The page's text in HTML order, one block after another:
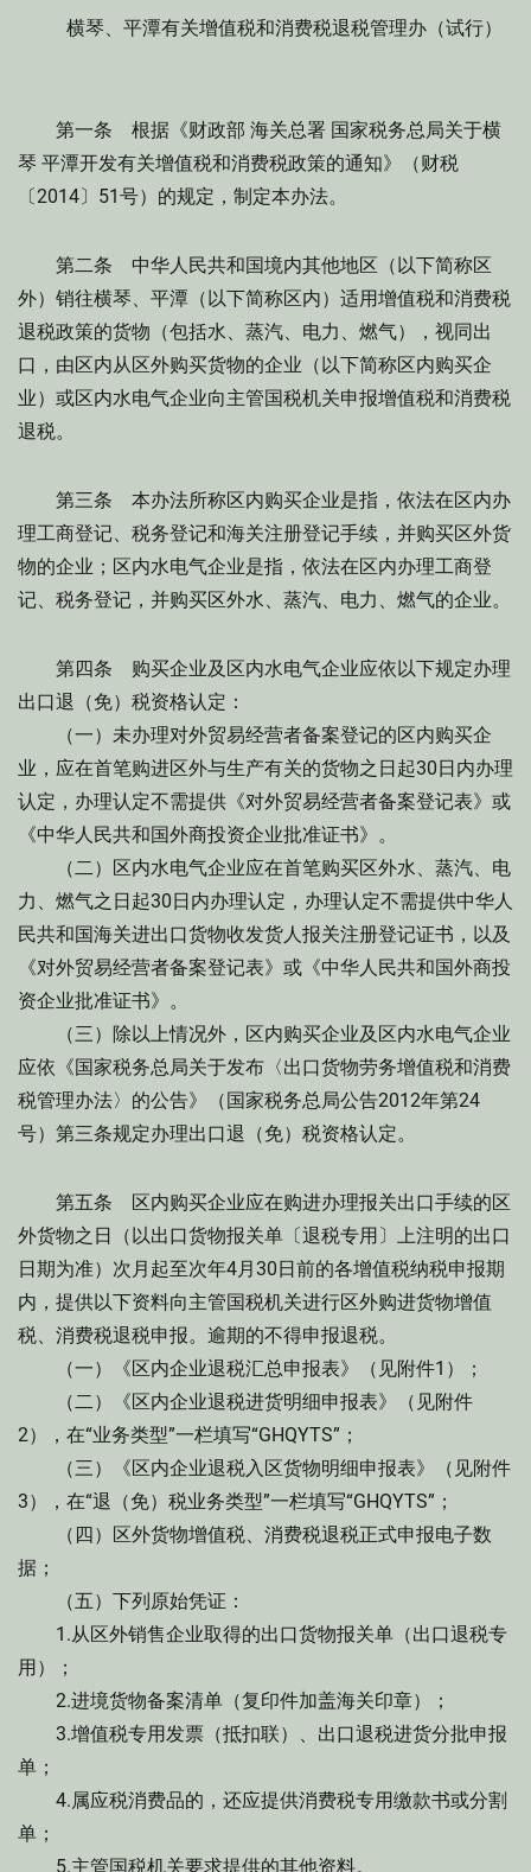
横琴、平潭有关增值税和消费税退税管理办（试行）
第一条 根据《财政部 海关总署 国家税务总局关于横
琴 平潭开发有关增值税和消费税政策的通知》（财税
〔2014〕51号）的规定，制定本办法。
第二条 中华人民共和国境内其他地区（以下简称区
外）销往横琴、平潭（以下简称区内）适用增值税和消费税
退税政策的货物（包括水、蒸汽、电力、燃气），视同出
口，由区内从区外购买货物的企业（以下简称区内购买企
业）或区内水电气企业向主管国税机关申报增值税和消费税
退税。
第三条 本办法所称区内购买企业是指，依法在区内办
理工商登记、税务登记和海关注册登记手续，并购买区外货
物的企业；区内水电气企业是指，依法在区内办理工商登
记、税务登记，并购买区外水、蒸汽、电力、燃气的企业。
第四条 购买企业及区内水电气企业应依以下规定办理
出口退（免）税资格认定：
（一）未办理对外贸易经营者备案登记的区内购买企
业，应在首笔购进区外与生产有关的货物之日起30日内办理
认定，办理认定不需提供《对外贸易经营者备案登记表》或
《中华人民共和国外商投资企业批准证书》。
（二）区内水电气企业应在首笔购买区外水、蒸汽、电
力、燃气之日起30日内办理认定，办理认定不需提供中华人
民共和国海关进出口货物收发货人报关注册登记证书，以及
《对外贸易经营者备案登记表》或《中华人民共和国外商投
资企业批准证书》。
（三）除以上情况外，区内购买企业及区内水电气企业
应依《国家税务总局关于发布〈出口货物劳务增值税和消费
税管理办法〉的公告》（国家税务总局公告2012年第24
号）第三条规定办理出口退（免）税资格认定。
第五条 区内购买企业应在购进办理报关出口手续的区
外货物之日（以出口货物报关单〔退税专用〕上注明的出口
日期为准）次月起至次年4月30日前的各增值税纳税申报期
内，提供以下资料向主管国税机关进行区外购进货物增值
税、消费税退税申报。逾期的不得申报退税。
（一）《区内企业退税汇总申报表》（见附件1）；
（二）《区内企业退税进货明细申报表》（见附件
2），在“业务类型”一栏填写“GHQYTS”；
（三）《区内企业退税入区货物明细申报表》（见附件
3），在“退（免）税业务类型”一栏填写“GHQYTS”；
（四）区外货物增值税、消费税退税正式申报电子数
据；
（五）下列原始凭证：
1.从区外销售企业取得的出口货物报关单（出口退税专
用）；
2.进境货物备案清单（复印件加盖海关印章）；
3.增值税专用发票（抵扣联）、出口退税进货分批申报
单；
4.属应税消费品的，还应提供消费税专用缴款书或分割
单；
5.主管国税机关要求提供的其他资料。